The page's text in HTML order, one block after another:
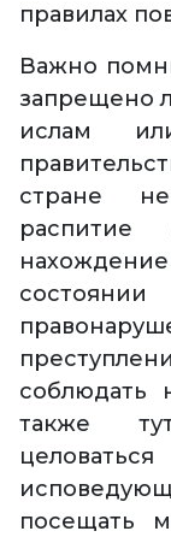
правилах
Важно
запрещено
ислам
стране
распитие
соблюдать
также
посещать